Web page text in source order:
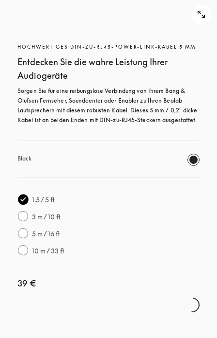
HOCHWERTIGES DIN-ZU-RJ45-POWER-LINK-KABEL 5 MM
Entdecken Sie die wahre Leistung Ihrer
Audiogeräte
Sorgen Sie für eine reibungslose Verbindung von Ihrem Bang &
Olufsen Fernseher, Soundcenter oder Enabler zu Ihren Beolab
Lautsprechern mit diesem robusten Kabel. Dieses 5 mm / 0,2" dicke
Kabel ist an beiden Enden mit DIN-zu-RJ45-Steckern ausgestattet.
Black
1.5 / 5 ft
3 m / 10 ft
5 m / 16 ft
10 m / 33 ft
39 €